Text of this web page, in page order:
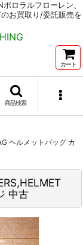
ロラルフローレン、
お買取り/委託販売を
カート
商品検索
ヘルメットバッグ カ
中古